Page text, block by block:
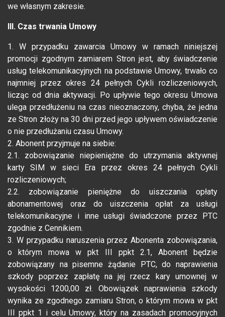
we własnym zakresie.
III. Czas trwania Umowy
1. W przypadku zawarcia Umowy w ramach niniejszej
promocji zgodnym zamiarem Stron jest, aby świadczenie
usług telekomunikacyjnych na podstawie Umowy, trwało co
najmniej przez okres 24 pełnych Cykli rozliczeniowych,
licząc od dnia aktywacji. Po upływie tego okresu Umowa
ulega przedłużeniu na czas nieoznaczony, chyba, że jedna
ze Stron złoży na 30 dni przed jego upływem oświadczenie
o nie przedłużaniu czasu Umowy.
2. Abonent przyjmuje na siebie:
2.1. zobowiązanie niepieniężne do utrzymania aktywnej
karty SIM w sieci Era przez okres 24 pełnych Cykli
rozliczeniowych;
2.2. zobowiązanie pieniężne do uiszczania opłaty
abonamentowej oraz do uiszczenia opłat za usługi
telekomunikacyjne i inne usługi świadczone przez PTC
zgodnie z Cennikiem.
3. W przypadku naruszenia przez Abonenta zobowiązania,
o którym mowa w pkt III ppkt 2.1, Abonent będzie
zobowiązany na pisemne żądanie PTC, do naprawienia
szkody poprzez zapłatę na jej rzecz kary umownej w
wysokości 1200,00 zł. Obowiązek naprawienia szkody
wynika ze zgodnego zamiaru Stron, o którym mowa w pkt
III ppkt 1 i celu Umowy, który na zasadach promocyjnych